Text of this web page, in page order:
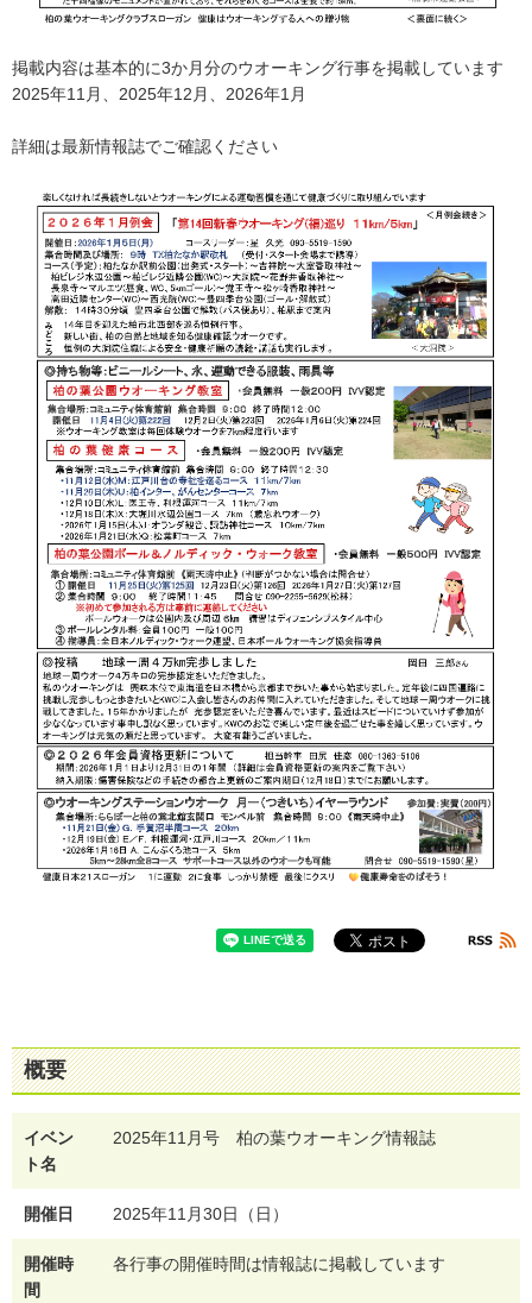
掲載内容は基本的に3か月分のウオーキング行事を掲載しています
2025年11月、2025年12月、2026年1月
詳細は最新情報誌でご確認ください
概要
イベン
ト名
2025年11月号 柏の葉ウオーキング情報誌
開催日 2025年11月30日（日）
開催時
間
各行事の開催時間は情報誌に掲載しています